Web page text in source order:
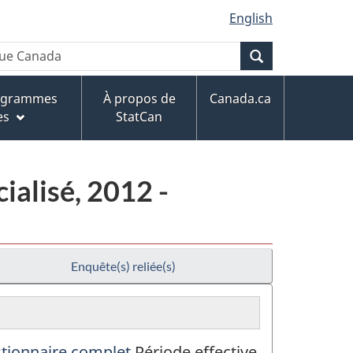
English
À propos de
StatCan
Canada.ca
2012 -
Enquête(s) reliée(s)